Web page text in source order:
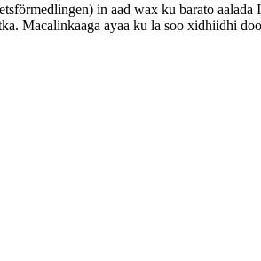
in aad wax ku barato
Macalinkaaga ayaa ku la soo xidhiidhi